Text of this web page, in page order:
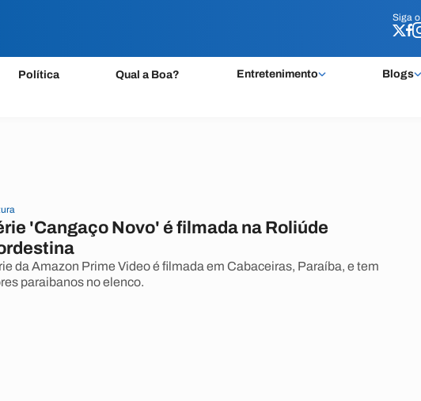
Siga o
Política Qual a Boa? Entretenimento Blogs
Siga o
'Cangaço Novo' é filmada na Roliúde
da Amazon Prime Video é filmada em Cabaceiras, Paraíba, e tem
paraibanos no elenco.